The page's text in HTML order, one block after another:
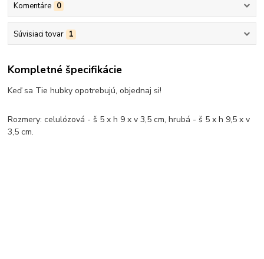
Komentáre 0
Súvisiaci tovar 1
Kompletné špecifikácie
Keď sa Tie hubky opotrebujú, objednaj si!
Rozmery: celulózová - š 5 x h 9 x v 3,5 cm, hrubá - š 5 x h 9,5 x v
3,5 cm.